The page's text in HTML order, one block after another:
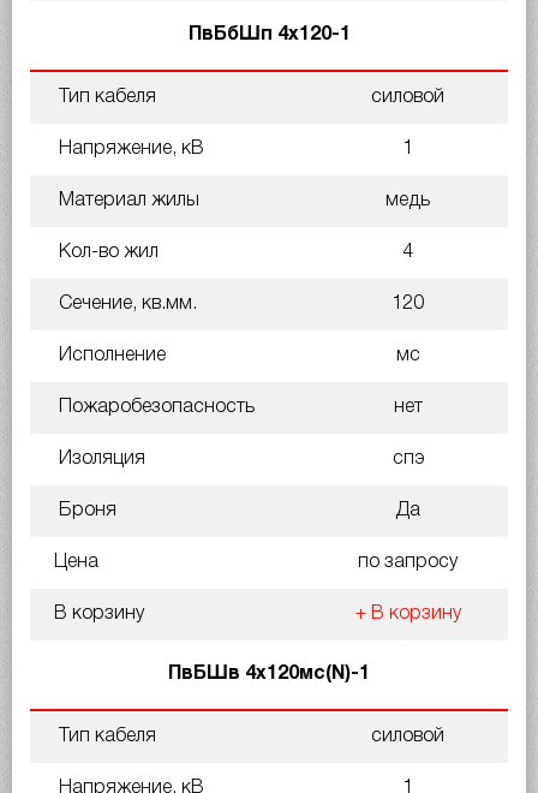
ПвБбШп 4х120-1
Тип кабеля силовой
Напряжение, кВ 1
Материал жилы медь
Кол-во жил 4
Сечение, кв.мм. 120
Исполнение мс
Пожаробезопасность нет
Изоляция спэ
Броня Да
Цена по запросу
В корзину + В корзину
ПвБШв 4х120мс(N)-1
Тип кабеля силовой
Напряжение, кВ 1